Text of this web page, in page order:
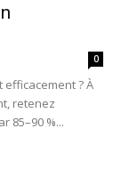
0
? À
retenez
85–90 %...